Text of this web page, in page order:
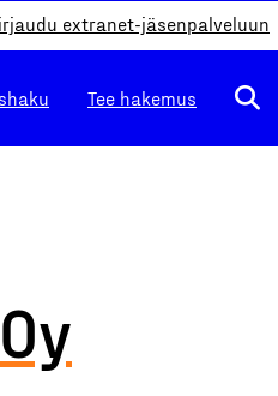
extranet-jäsenpalveluun
Tee hakemus